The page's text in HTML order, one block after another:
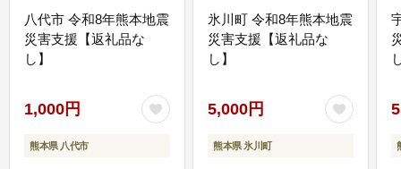
八代市 令和8年熊本地震
災害支援【返礼品な
し】
1,000円
熊本県 八代市
氷川町 令和8年熊本地震
災害支援【返礼品な
し】
5,000円
熊本県 氷川町